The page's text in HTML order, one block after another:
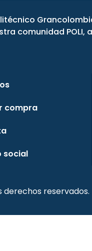
comunidad POLI,
compra
social
derechos reservados.